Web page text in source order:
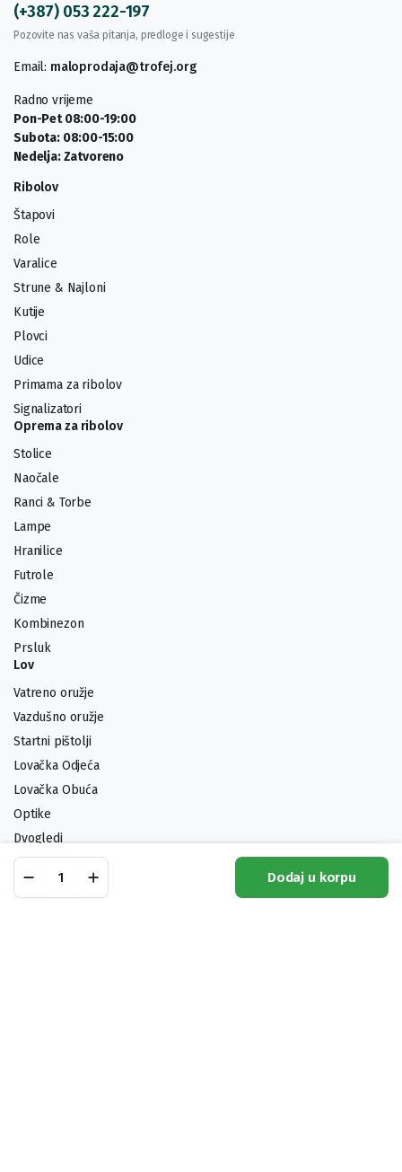
Puška
Gamo
Dodaj u korpu
(+387) 053 222-197
Pozovite nas vaša pitanja, predloge i sugestije
Email: maloprodaja@trofej.org
Radno vrijeme
Pon-Pet 08:00-19:00
Subota: 08:00-15:00
Nedelja: Zatvoreno
Ribolov
Štapovi
Role
Varalice
Strune & Najloni
Kutije
Plovci
Udice
Primama za ribolov
Signalizatori
Oprema za ribolov
Stolice
Naočale
Ranci & Torbe
Lampe
Hranilice
Futrole
Čizme
Kombinezon
Prsluk
Lov
Vatreno oružje
Vazdušno oružje
Startni pištolji
Lovačka Odjeća
Lovačka Obuća
Optike
Dvogledi
Municija
Shop Pretraga Kategorije